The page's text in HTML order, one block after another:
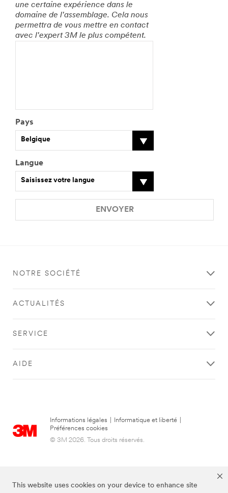
This website uses cookies on your device to enhance site
une certaine expérience dans le
domaine de l'assemblage. Cela nous
permettra de vous mettre en contact
avec l'expert 3M le plus compétent.
Pays
Belgique
Langue
Saisissez votre langue
ENVOYER
a
prise
s’est
votre
NOTRE SOCIÉTÉ
ACTUALITÉS
SERVICE
AIDE
Informations légales Informatique et liberté
Préférences cookies
© 3M 2026. Tous droits réservés.